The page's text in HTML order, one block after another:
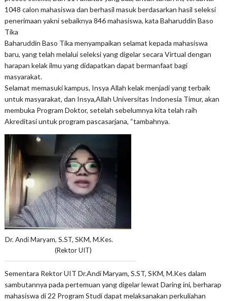
1048 calon mahasiswa dan berhasil masuk berdasarkan hasil seleksi
penerimaan yakni sebaiknya 846 mahasiswa, kata Baharuddin Baso
Tika
Baharuddin Baso Tika menyampaikan selamat kepada mahasiswa
baru, yang telah melalui seleksi yang digelar secara Virtual dengan
harapan kelak ilmu yang didapatkan dapat bermanfaat bagi
masyarakat.
Selamat memasuki kampus, Insya Allah kelak menjadi yang terbaik
untuk masyarakat, dan Insya,Allah Universitas Indonesia Timur, akan
membuka Program Doktor, setelah sebelumnya kita telah raih
Akreditasi untuk program pascasarjana, “tambahnya.
Dr. Andi Maryam, S.ST, SKM, M.Kes.
(Rektor UIT)
Sementara Rektor UIT Dr.Andi Maryam, S.ST, SKM, M.Kes dalam
sambutannya pada pertemuan yang digelar lewat Daring ini, berharap
mahasiswa di 22 Program Studi dapat melaksanakan perkuliahan